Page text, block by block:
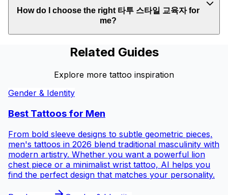
How do I choose the right 타투 스타일 교육자 for
me?
Related Guides
Explore more tattoo inspiration
Gender & Identity
Best Tattoos for Men
From bold sleeve designs to subtle geometric pieces,
men's tattoos in 2026 blend traditional masculinity with
modern artistry. Whether you want a powerful lion
chest piece or a minimalist wrist tattoo, AI helps you
find the perfect design that matches your personality.